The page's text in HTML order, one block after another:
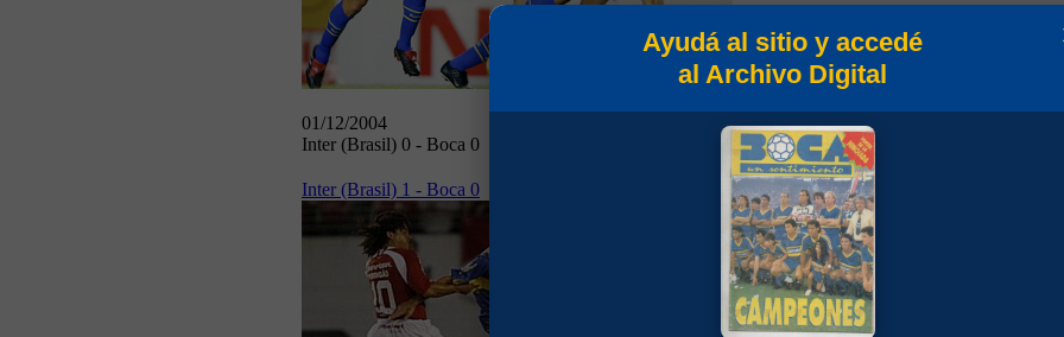
01/12/2004
Inter (Brasil) 0 - Boca 0
Inter (Brasil) 1 - Boca 0
Ayudá al sitio y accedé
al Archivo Digital